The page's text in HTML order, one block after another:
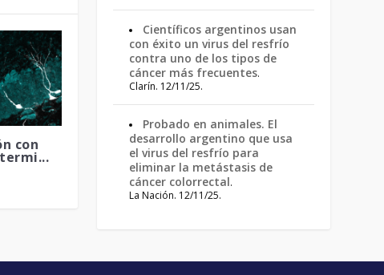
con
Científicos argentinos usan
con éxito un virus del resfrío
contra uno de los tipos de
cáncer más frecuentes.
Clarín. 12/11/25.
Probado en animales. El
desarrollo argentino que usa
el virus del resfrío para
eliminar la metástasis de
cáncer colorrectal.
La Nación. 12/11/25.